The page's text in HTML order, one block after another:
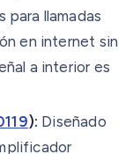
llamadas
en internet sin
a interior es
): Diseñado